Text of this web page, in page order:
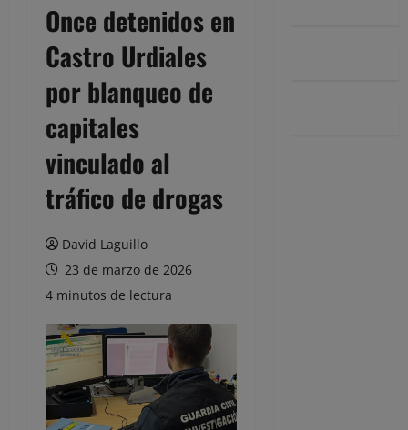
Once detenidos en
Castro Urdiales
por blanqueo de
capitales
vinculado al
tráfico de drogas
David Laguillo
23 de marzo de 2026
4 minutos de lectura